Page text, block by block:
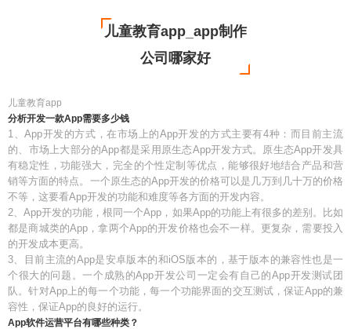
儿童教育app_app制作
公司哪家好
儿童教育app
分析开发一款App需要多少钱
1、App开发的方式，在市场上的App开发的方式主要有4种：而目前主流
的、市场上大部分的App都是采用原生态App开发方式。原生态App开发具
有稳定性，功能强大，完全的个性定制等优点，能够很好地结合产品和营
销等方面的特点。一个原生态的App开发的价格可以是几万到几十万的价格
不等，这要看App开发的功能和难度等各方面的开发内容。
2、App开发的功能，根同一个App，如果App的功能上有很多的差别。比如
都是商城类的App，拿两个App的开发价格也会不一样。更复杂，需要投入
的开发成本更高。
3、目前主流的App是安卓版本的和iOS版本的，基于版本的兼容性也是一
个很大的问题。一个成熟的App开发公司一定会有自己的App开发测试团
队。针对App上的每一个功能，每一个功能界面的交互测试，保证App的兼
容性，保证App的良好的运行。
App软件运营平台有哪些种类？